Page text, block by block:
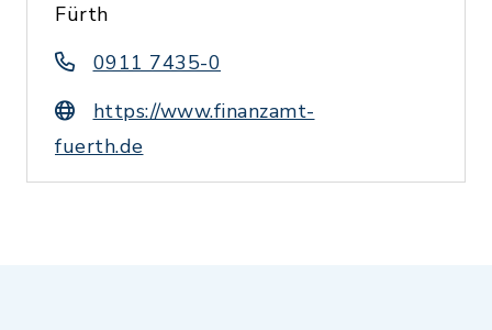
Fürth
0911 7435-0
https://www.finanzamt-
fuerth.de